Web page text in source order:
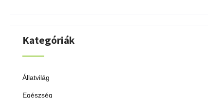
Kategóriák
Állatvilág
Egészség